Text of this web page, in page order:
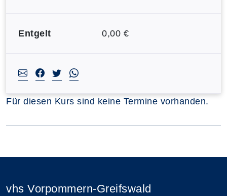
Entgelt 0,00 €
Für diesen Kurs sind keine Termine vorhanden.
vhs Vorpommern-Greifswald